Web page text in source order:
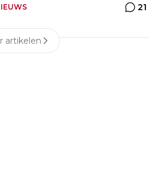
21
artikelen